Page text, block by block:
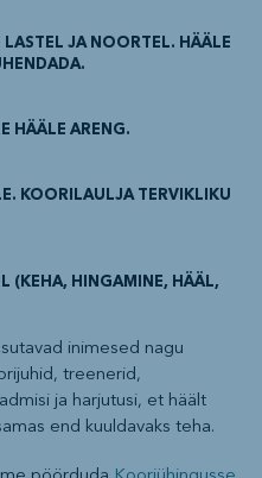
JA NOORTEL. HÄÄLE
HÄÄLE ARENG.
KOORILAULJA TERVIKLIKU
(KEHA, HINGAMINE, HÄÄL,
inimesed nagu
treenerid,
ja harjutusi, et häält
end kuuldavaks teha.